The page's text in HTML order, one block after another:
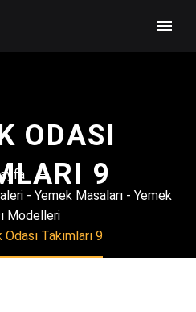
ODASI
9
- Yemek Masaları - Yemek
Modelleri
Takımları 9